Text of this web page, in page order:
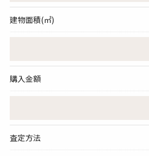
建物面積(㎡)
購入金額
査定方法